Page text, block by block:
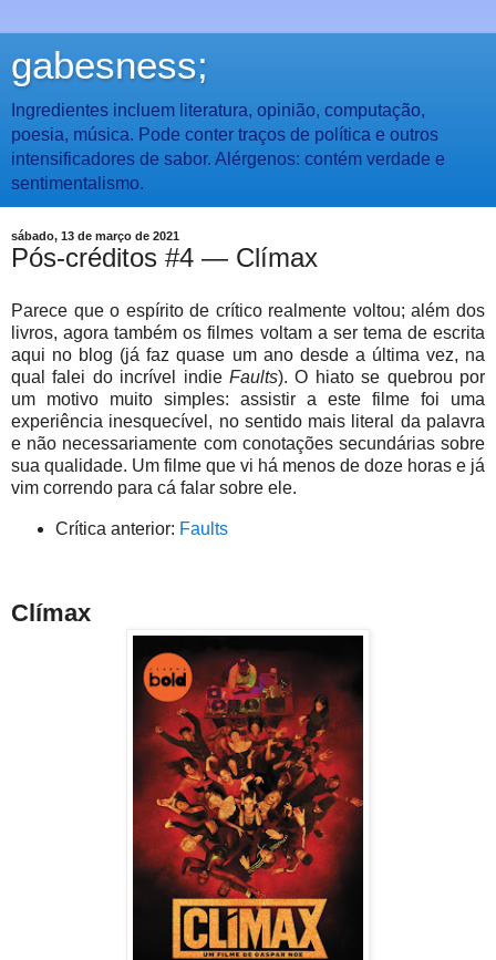
gabesness;
Ingredientes incluem literatura, opinião, computação,
poesia, música. Pode conter traços de política e outros
intensificadores de sabor. Alérgenos: contém verdade e
sentimentalismo.
sábado, 13 de março de 2021
Pós-créditos #4 — Clímax
Parece que o espírito de crítico realmente voltou; além dos
livros, agora também os filmes voltam a ser tema de escrita
aqui no blog (já faz quase um ano desde a última vez, na
qual falei do incrível indie Faults). O hiato se quebrou por
um motivo muito simples: assistir a este filme foi uma
experiência inesquecível, no sentido mais literal da palavra
e não necessariamente com conotações secundárias sobre
sua qualidade. Um filme que vi há menos de doze horas e já
vim correndo para cá falar sobre ele.
Crítica anterior: Faults
Clímax